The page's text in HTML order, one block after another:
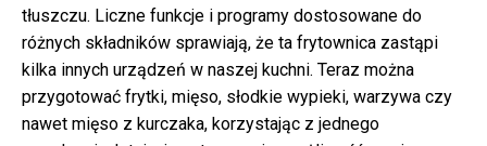
tłuszczu. Liczne funkcje i programy dostosowane do
różnych składników sprawiają, że ta frytownica zastąpi
kilka innych urządzeń w naszej kuchni. Teraz można
przygotować frytki, mięso, słodkie wypieki, warzywa czy
nawet mięso z kurczaka, korzystając z jednego